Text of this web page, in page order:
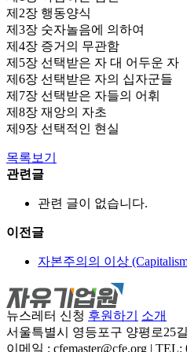
제2장 행동양식
제3장 숫자놀음에 의하여
제4장 증거의 무관함
제5장 선택받은 자 대 어두운 자
제6장 선택받은 자의 십자군들
제7장 선택받은 자들의 어휘
제8장 재앙의 자초
제9장 선택적인 현실
목록보기
관련글
관련 글이 없습니다.
이전글
자본주의의 이상
뉴스레터 신청 후원하기
소개
서울특별시 영등포구 양평로25
이메일 : cfemaster@cfe.org | TEL: